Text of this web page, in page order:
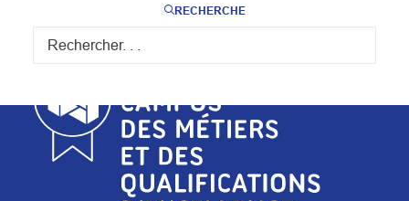
RECHERCHE